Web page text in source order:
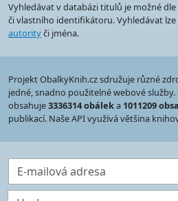
Vyhledávat v databázi titulů je možné dle
či vlastního identifikátoru. Vyhledávat
autorityči jména.
Projekt ObalkyKnih.cz sdružuje různé
jedné, snadno použitelné webové
obsahuje3336314 obáleka 1011209
publikací. Naše API využívá většina
E-mailová adresa
Heslo